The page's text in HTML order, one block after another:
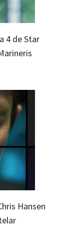
4 de Star
Hansen